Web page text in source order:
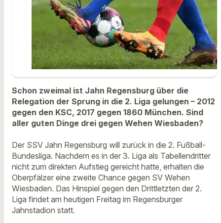
Schon zweimal ist Jahn Regensburg über die
Relegation der Sprung in die 2. Liga gelungen – 2012
gegen den KSC, 2017 gegen 1860 München. Sind
aller guten Dinge drei gegen Wehen Wiesbaden?
Der SSV Jahn Regensburg will zurück in die 2. Fußball-
Bundesliga. Nachdem es in der 3. Liga als Tabellendritter
nicht zum direkten Aufstieg gereicht hatte, erhalten die
Oberpfälzer eine zweite Chance gegen SV Wehen
Wiesbaden. Das Hinspiel gegen den Drittletzten der 2.
Liga findet am heutigen Freitag im Regensburger
Jahnstadion statt.